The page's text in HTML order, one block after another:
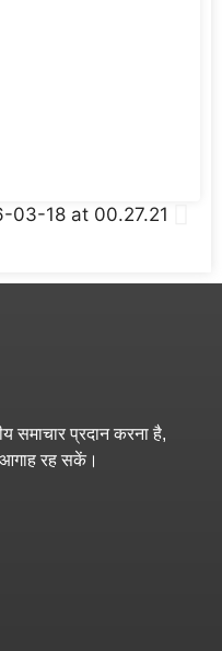
समाचार प्रदान करना है,
आगाह रह सकें।